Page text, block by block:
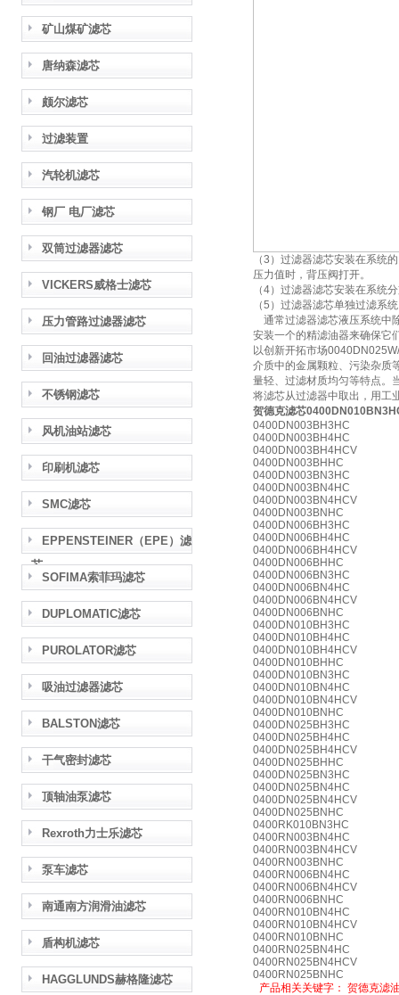
矿山煤矿滤芯
唐纳森滤芯
颇尔滤芯
过滤装置
汽轮机滤芯
钢厂 电厂滤芯
双筒过滤器滤芯
VICKERS威格士滤芯
压力管路过滤器滤芯
回油过滤器滤芯
不锈钢滤芯
风机油站滤芯
印刷机滤芯
SMC滤芯
EPPENSTEINER（EPE）滤
芯
SOFIMA索菲玛滤芯
DUPLOMATIC滤芯
PUROLATOR滤芯
吸油过滤器滤芯
BALSTON滤芯
干气密封滤芯
顶轴油泵滤芯
Rexroth力士乐滤芯
泵车滤芯
南通南方润滑油滤芯
盾构机滤芯
HAGGLUNDS赫格隆滤芯
（3）过滤器滤芯安装在系统
压力值时，背压阀打开。
（4）过滤器滤芯安装在系统
（5）过滤器滤芯单独过滤系
通常过滤器滤芯液压系统中
安装一个的精滤油器来确保它
以创新开拓市场
介质中的金属颗粒、污染杂质
量轻、过滤材质均匀等特点。
将滤芯从过滤器中取出，用工
贺德克滤芯
0400DN003BH3HC
0400DN003BH4HC
0400DN003BH4HCV
0400DN003BHHC
0400DN003BN3HC
0400DN003BN4HC
0400DN003BN4HCV
0400DN003BNHC
0400DN006BH3HC
0400DN006BH4HC
0400DN006BH4HCV
0400DN006BHHC
0400DN006BN3HC
0400DN006BN4HC
0400DN006BN4HCV
0400DN006BNHC
0400DN010BH3HC
0400DN010BH4HC
0400DN010BH4HCV
0400DN010BHHC
0400DN010BN3HC
0400DN010BN4HC
0400DN010BN4HCV
0400DN010BNHC
0400DN025BH3HC
0400DN025BH4HC
0400DN025BH4HCV
0400DN025BHHC
0400DN025BN3HC
0400DN025BN4HC
0400DN025BN4HCV
0400DN025BNHC
0400RK010BN3HC
0400RN003BN4HC
0400RN003BN4HCV
0400RN003BNHC
0400RN006BN4HC
0400RN006BN4HCV
0400RN006BNHC
0400RN010BN4HC
0400RN010BN4HCV
0400RN010BNHC
0400RN025BN4HC
0400RN025BN4HCV
0400RN025BNHC
产品相关关键字： 贺德克滤